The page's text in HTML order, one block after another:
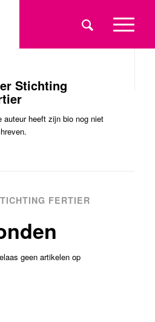
Stichting
auteur heeft zijn bio nog niet
FERTIER
geen artikelen op